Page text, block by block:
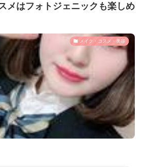
メはフォトジェニックも楽しめ
メイク・コスメ・美容